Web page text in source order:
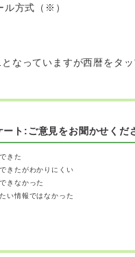
ル方式（※）
なっていますが西暦をタ
ート:ご意見をお聞かせくだ
きた
きたがわかりにくい
きなかった
い情報ではなかった